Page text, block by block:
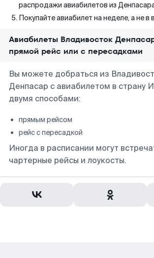
распродажи авиабилетов из
Покупайте авиабилет на неделе, а не в
Авиабилеты Владивосток
прямой рейс или с пересадками
Вы можете добраться из
Денпасар с авиабилетом в страну
двумя способами:
прямым рейсом
рейс с пересадкой
Иногда в расписании могут
чартерные рейсы и лоукосты.